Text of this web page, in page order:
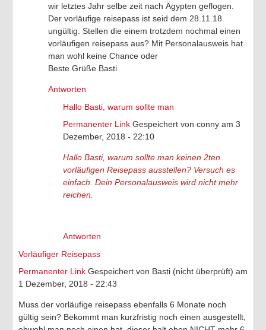
wir letztes Jahr selbe zeit nach Ägypten geflogen.
Der vorläufige reisepass ist seid dem 28.11.18
ungültig. Stellen die einem trotzdem nochmal einen
vorläufigen reisepass aus? Mit Personalausweis hat
man wohl keine Chance oder
Beste Grüße Basti
Antworten
Hallo Basti, warum sollte man
Permanenter Link Gespeichert von conny am 3
Dezember, 2018 - 22:10
Hallo Basti, warum sollte man keinen 2ten
vorläufigen Reisepass ausstellen? Versuch es
einfach. Dein Personalausweis wird nicht mehr
reichen.
Antworten
Vorläufiger Reisepass
Permanenter Link Gespeichert von Basti (nicht überprüft) am
1 Dezember, 2018 - 22:43
Muss der vorläufige reisepass ebenfalls 6 Monate noch
gültig sein? Bekommt man kurzfristig noch einen ausgestellt,